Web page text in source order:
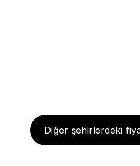
Diğer şehirlerdeki